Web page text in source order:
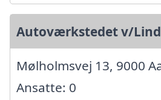
Autoværkstedet v/
Mølholmsvej 13, 9000
Ansatte: 0